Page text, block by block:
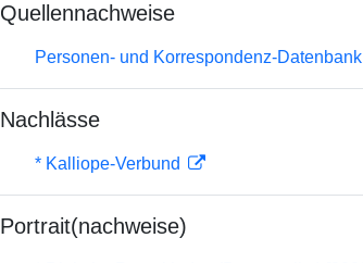
Quellennachweise
Personen- und Korrespondenz-
Nachlässe
* Kalliope-Verbund
Portrait(nachweise)